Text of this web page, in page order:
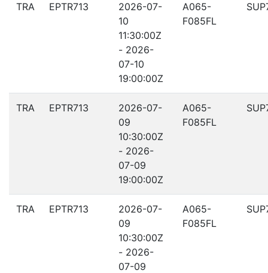
TRA EPTR713
2026-07-
10
11:30:00Z
- 2026-
07-10
19:00:00Z
A065-
F085FL
TRA EPTR713
2026-07-
09
10:30:00Z
- 2026-
07-09
19:00:00Z
A065-
F085FL
TRA EPTR713
2026-07-
09
10:30:00Z
- 2026-
07-09
A065-
F085FL